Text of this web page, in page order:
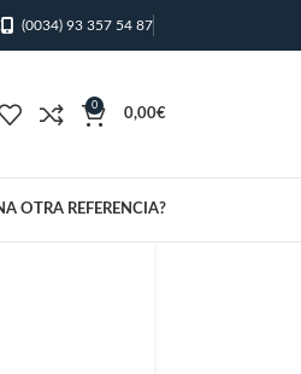
(0034) 93 357 54 87
0
0,00€
OTRA REFERENCIA?